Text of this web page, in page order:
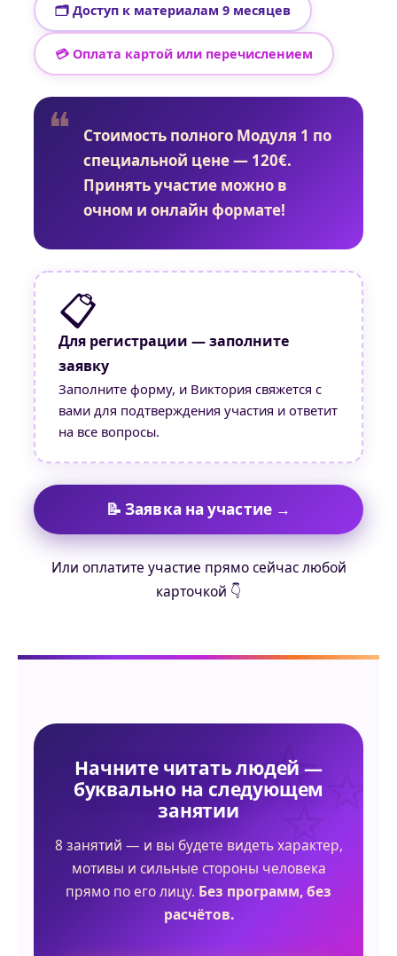
🗂 Доступ к материалам 9 месяцев
💳 Оплата картой или перечислением
Стоимость полного Модуля 1 по
специальной цене — 120€.
Принять участие можно в
очном и онлайн формате!
📋
Для регистрации — заполните
заявку
Заполните форму, и Виктория свяжется с
вами для подтверждения участия и ответит
на все вопросы.
📝 Заявка на участие →
Или оплатите участие прямо сейчас любой
карточкой 👇
Начните читать людей —
буквально на следующем
занятии
8 занятий — и вы будете видеть характер,
мотивы и сильные стороны человека
прямо по его лицу. Без программ, без
расчётов.